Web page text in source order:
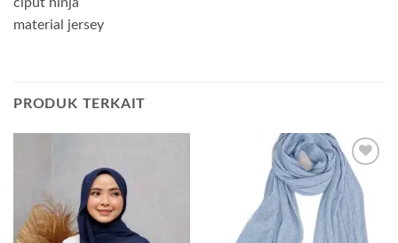
ciput ninja
material jersey
PRODUK TERKAIT
Add to
wishlist